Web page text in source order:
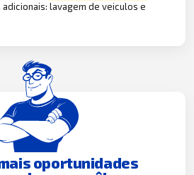
lavagem de veiculos e
oportunidades